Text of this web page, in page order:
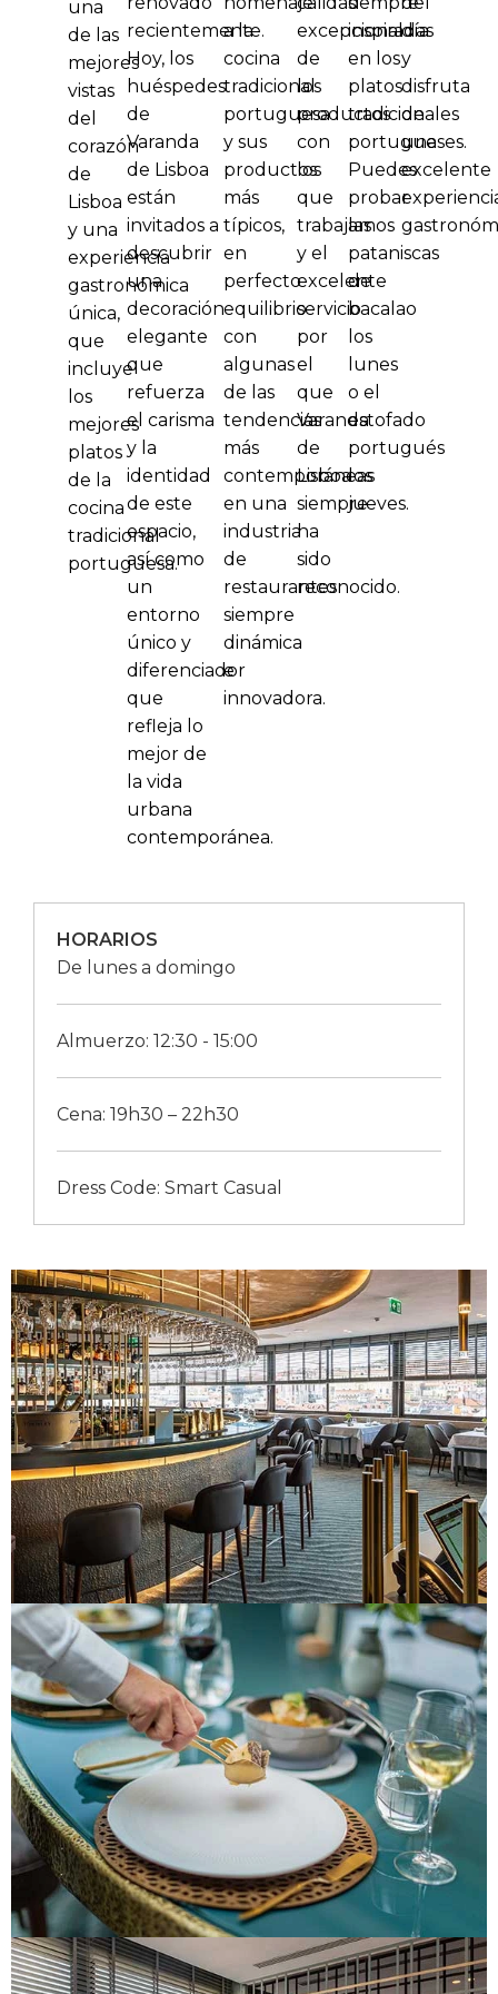
una
de las
mejores
vistas
del
corazón
de
Lisboa
y una
experiencia
gastronómica
única,
que
incluye
los
mejores
platos
de la
cocina
tradicional
portuguesa.
recientemente.
Hoy, los
huéspedes
de
Varanda
de Lisboa
están
invitados a
descubrir
una
decoración
elegante
que
refuerza
el carisma
y la
identidad
de este
espacio,
así como
un
entorno
único y
diferenciador
que
refleja lo
mejor de
la vida
urbana
contemporánea.
a la
cocina
tradicional
portuguesa
y sus
productos
más
típicos,
en
perfecto
equilibrio
con
algunas
de las
tendencias
más
contemporáneas
en una
industria
de
restaurantes
siempre
dinámica
e
innovadora.
excepcional
de
los
productos
con
los
que
trabajamos
y el
excelente
servicio
por
el
que
Varanda
de
Lisboa
siempre
ha
sido
reconocido.
inspiradas
en los
platos
tradicionales
portugueses.
Puedes
probar
las
pataniscas
de
bacalao
los
lunes
o el
estofado
portugués
los
jueves.
día
y
disfruta
de
una
excelente
HORARIOS
De lunes a domingo
Almuerzo: 12:30 - 15:00
Cena: 19h30 – 22h30
Dress Code: Smart Casual